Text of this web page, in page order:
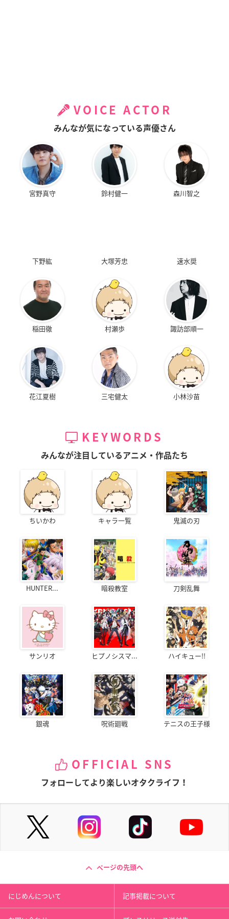
VOICE ACTOR
みんなが気になっている声優さん
宮野真守 鈴村健一 森川智之
下野紘 大塚芳忠 速水奨
稲田徹 村瀬歩 諏訪部順一
花江夏樹 三宅健太 小林沙苗
KEYWORDS
みんなが注目しているアニメ・作品たち
ちいかわ キャラ一覧 鬼滅の刃
HUNTER... 暗殺教室 刀剣乱舞
サンリオ ヒプノシスマ... ハイキュー!!
銀魂 呪術廻戦 テニスの王子様
OFFICIAL SNS
フォローしてより楽しいオタクライフ！
ページの先頭へ
にじめんについて 記事掲載について